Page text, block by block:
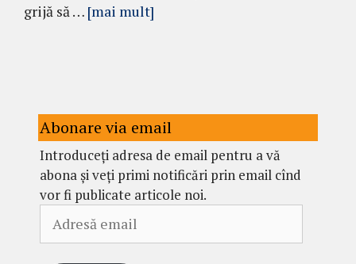
grijă să … [mai mult]
Abonare via email
Introduceți adresa de email pentru a vă
abona și veți primi notificări prin email cînd
vor fi publicate articole noi.
email